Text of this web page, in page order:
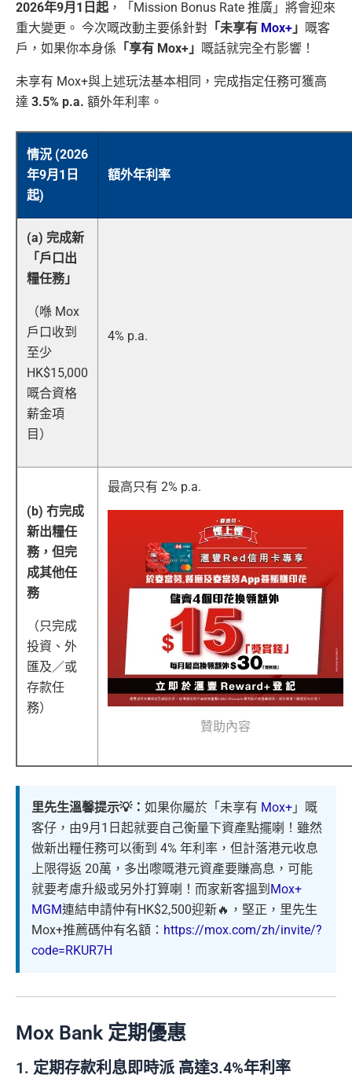
2026年9月1日起，「Mission Bonus Rate 推廣」將會迎來
重大變更。 今次嘅改動主要係針對 「未享有 Mox+ 」 嘅客
戶，如果你本身係 「享有 Mox+」 嘅話就完全冇影響！
未享有 Mox+與上述玩法基本相同，完成指定任務可獲高
達 3.5% p.a. 額外年利率。
情況 (2026
年9月1日
起)
額外年利率
(a) 完成新
「戶口出
糧任務」
（喺 Mox
戶口收到
至少
HK$15,000
嘅合資格
薪金項
目）
4% p.a.
(b) 冇完成
新出糧任
務，但完
成其他任
務
（只完成
投資、外
匯及／或
存款任
務）
最高只有 2% p.a.
贊助內容
里先生溫馨提示💡： 如果你屬於「未享有 Mox+ 」嘅
客仔，由9月1日起就要自己衡量下資產點擺喇！雖然
做新出糧任務可以衝到 4% 年利率，但計落港元收息
上限得返 20萬，多出嚟嘅港元資產要賺高息，可能
就要考慮升級或另外打算喇！而家新客搵到 Mox+
MGM連結申請仲有HK$2,500迎新🔥，堅正，里先生
Mox+推薦碼仲有名額： https://mox.com/zh/invite/?
code=RKUR7H
Mox Bank 定期優惠
1. 定期存款利息即時派 高達3.4%年利率